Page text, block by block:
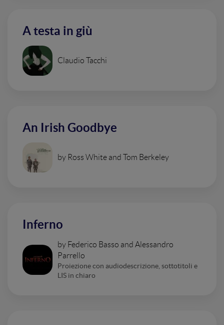
A testa in giù
Claudio Tacchi
An Irish Goodbye
by Ross White and Tom Berkeley
Inferno
by Federico Basso and Alessandro
Parrello
Proiezione con audiodescrizione, sottotitoli e
LIS in chiaro